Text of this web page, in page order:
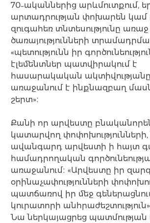
70֊ականներից արևմուտքում,
արտադրության փոխարեն կամ
զուգահեռ տնտեսությունը
ծառայությունների
«պետությունն իր
էլեմենտներ պատվիրակում է
հասարակական
առաջանում է ինքնազբաղ
շերտ»։
Քանի որ արվեստը
կատարվող փոփոխությունների,
ավանգարդ արվեստի ի հայտ
համադրողական
առաջանում։ «Արվեստը իր
օրինաչափությունների
պատճառով իր մեջ
կուրատորի
Նա ներկայացրեց պատմության